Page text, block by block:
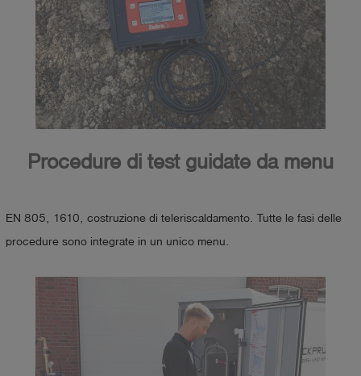
Procedure di test guidate da menu
EN 805, 1610, costruzione di teleriscaldamento. Tutte le fasi delle
procedure sono integrate in un unico menu.